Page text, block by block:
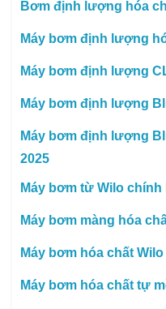
Bơm định lượng hóa
Máy bơm định lượng
Máy bơm định lượng
Máy bơm định lượng
Máy bơm định lượng
2025
Máy bơm từ Wilo chính
Máy bơm màng hóa
Máy bơm hóa chất
Máy bơm hóa chất tự